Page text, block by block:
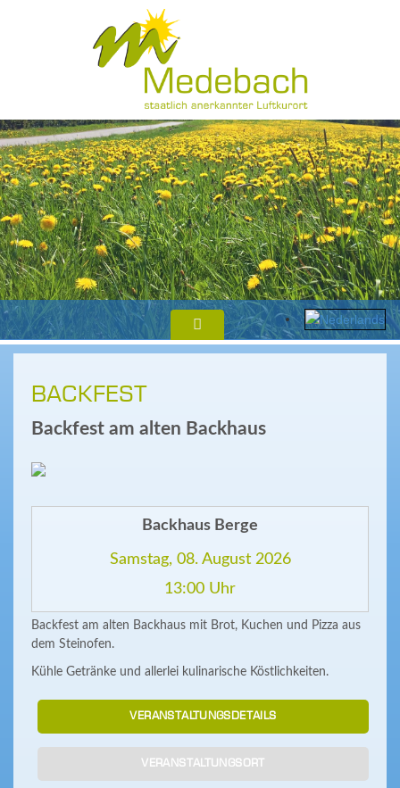
BACKFEST
Backfest am alten Backhaus
Backhaus Berge
Samstag, 08. August 2026
13:00 Uhr
Backfest am alten Backhaus mit Brot, Kuchen und Pizza aus
dem Steinofen.
Kühle Getränke und allerlei kulinarische Köstlichkeiten.
VERANSTALTUNGSDETAILS
VERANSTALTUNGSORT